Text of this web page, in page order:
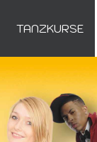
TANZKURSE